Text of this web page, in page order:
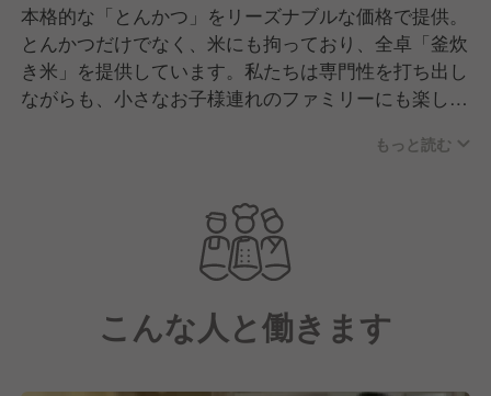
本格的な「とんかつ」をリーズナブルな価格で提供。
とんかつだけでなく、米にも拘っており、全卓「釜炊
き米」を提供しています。私たちは専門性を打ち出し
ながらも、小さなお子様連れのファミリーにも楽しん
や主婦の皆様にも支持されております。現在国内25店
もっと読む
こんな人と働きます